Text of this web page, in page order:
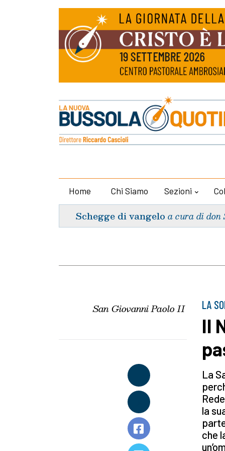
Home Chi Siamo Sezioni
Schegge di vangelo a cura di don
San Giovanni Paolo II LA
Il
La
la
che